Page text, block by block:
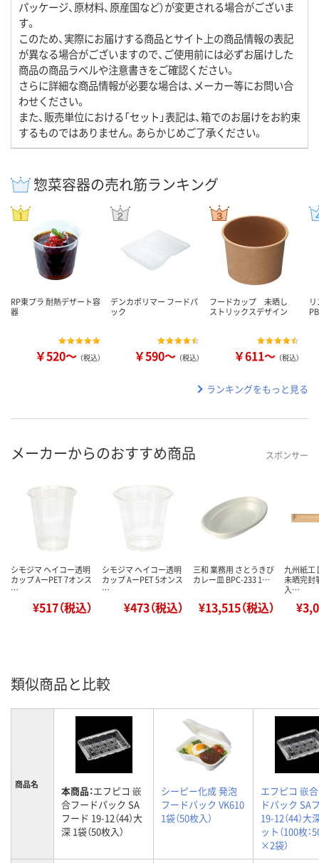
パッケージ、原材料、原産国など）が変更される場合がございま
す。
このため、実際にお届けする商品とサイト上の商品情報の表記
が異なる場合がございますので、ご使用前には必ずお届けした
商品の商品ラベルや注意書きをご確認ください。
さらに詳細な商品情報が必要な場合は、メーカー等にお問い合
わせください。
また、販売単位における「セット」表記は、箱でのお届けをお約束
するものではありません。あらかじめご了承ください。
惣菜容器の売れ筋ランキング
RP東プラ 耐熱デザート容
器
￥520～ （税込）
デンカポリマー フードパ
ック
￥590～ （税込）
フードカップ 未晒し
ストリックスデザイン
￥611～ （税込）
ランキングをもっと見る
メーカーからのおすすめ商品 スポンサー
シモジマ ヘイコー透明
カップ AーPET 7オンス
…
¥517（税込）
シモジマ ヘイコー透明
カップ AーPET 5オンス
…
¥473（税込）
三和 業務用 さとうきび
カレー皿 BPC-233 1…
¥13,515（税込）
九州紙工
未晒完封
入…
類似商品と比較
商品名 本商品：エフピコ 嵌
合フードパック SA
フード 19-12（44）大
深 1袋（50枚入）
シーピー化成 発泡
フードパック VK610
1袋（50枚入）
エフピコ 嵌
ドパック SA
19-12（44）大
ット（100枚：
×2袋）